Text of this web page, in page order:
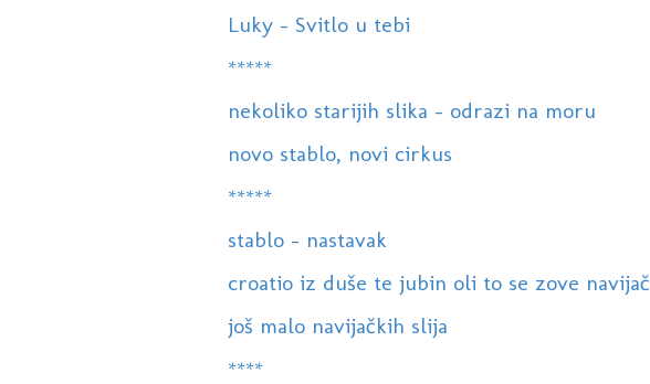
Luky - Svitlo u tebi
*****
nekoliko starijih slika - odrazi na moru
novo stablo, novi cirkus
*****
stablo - nastavak
croatio iz duše te jubin oli to se zove navijač
još malo navijačkih slija
****